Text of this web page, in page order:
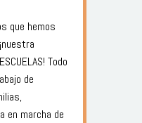
que hemos
Todo
de
en marcha de